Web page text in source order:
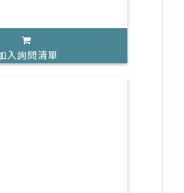
入詢問清單